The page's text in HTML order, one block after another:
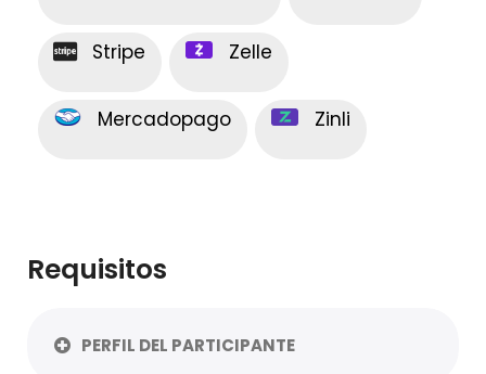
Stripe Zelle
Mercadopago Zinli
Requisitos
PERFIL DEL PARTICIPANTE